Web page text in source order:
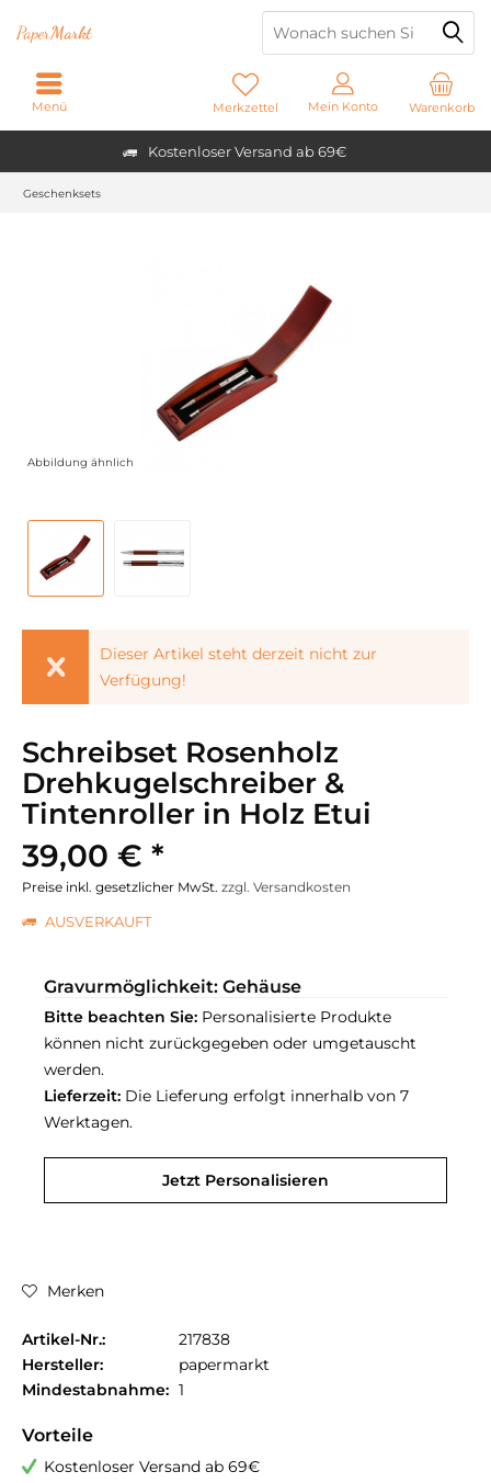
Kostenloser Versand ab 69€
PaperMarkt
Warenkorb
Merkzettel Mein Konto
Menü
Geschenksets
Abbildung ähnlich
Dieser Artikel steht derzeit nicht zur
Verfügung!
Schreibset Rosenholz
Drehkugelschreiber &
Tintenroller in Holz Etui
39,00 € *
Preise inkl. gesetzlicher MwSt. zzgl. Versandkosten
AUSVERKAUFT
Gravurmöglichkeit: Gehäuse
Bitte beachten Sie: Personalisierte Produkte
können nicht zurückgegeben oder umgetauscht
werden.
Lieferzeit: Die Lieferung erfolgt innerhalb von 7
Werktagen.
Jetzt Personalisieren
Merken
Artikel-Nr.:
217838
Hersteller:
papermarkt
Mindestabnahme: 1
Vorteile
Kostenloser Versand ab 69€